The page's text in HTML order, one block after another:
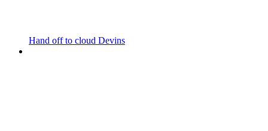
Hand off to cloud Devins